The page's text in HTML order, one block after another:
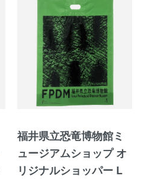
福井県立恐竜博物館ミ
ュージアムショップ オ
リジナルショッパー L